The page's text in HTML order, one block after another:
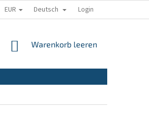
EUR Deutsch Login
WARENKORB
Warenkorb leeren